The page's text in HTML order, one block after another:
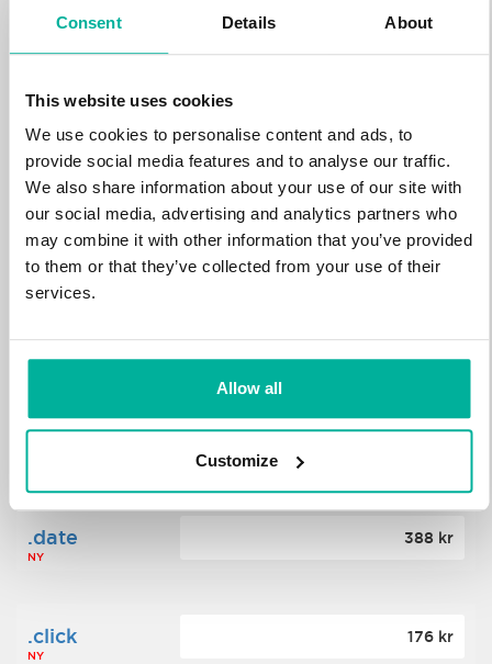
Consent Details About
This website uses cookies
We use cookies to personalise content and ads, to
provide social media features and to analyse our traffic.
We also share information about your use of our site with
our social media, advertising and analytics partners who
may combine it with other information that you’ve provided
to them or that they’ve collected from your use of their
services.
Allow all
Customize
.tech
NY
700 kr
.win
NY
388 kr
.bid
NY
388 kr
.science 364 kr
.date
NY
388 kr
.click
NY
176 kr